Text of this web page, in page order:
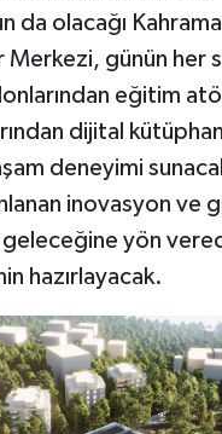
da olacağı
Merkezi, günün her
eğitim
dijital
deneyimi
inovasyon ve
yön
hazırlayacak.